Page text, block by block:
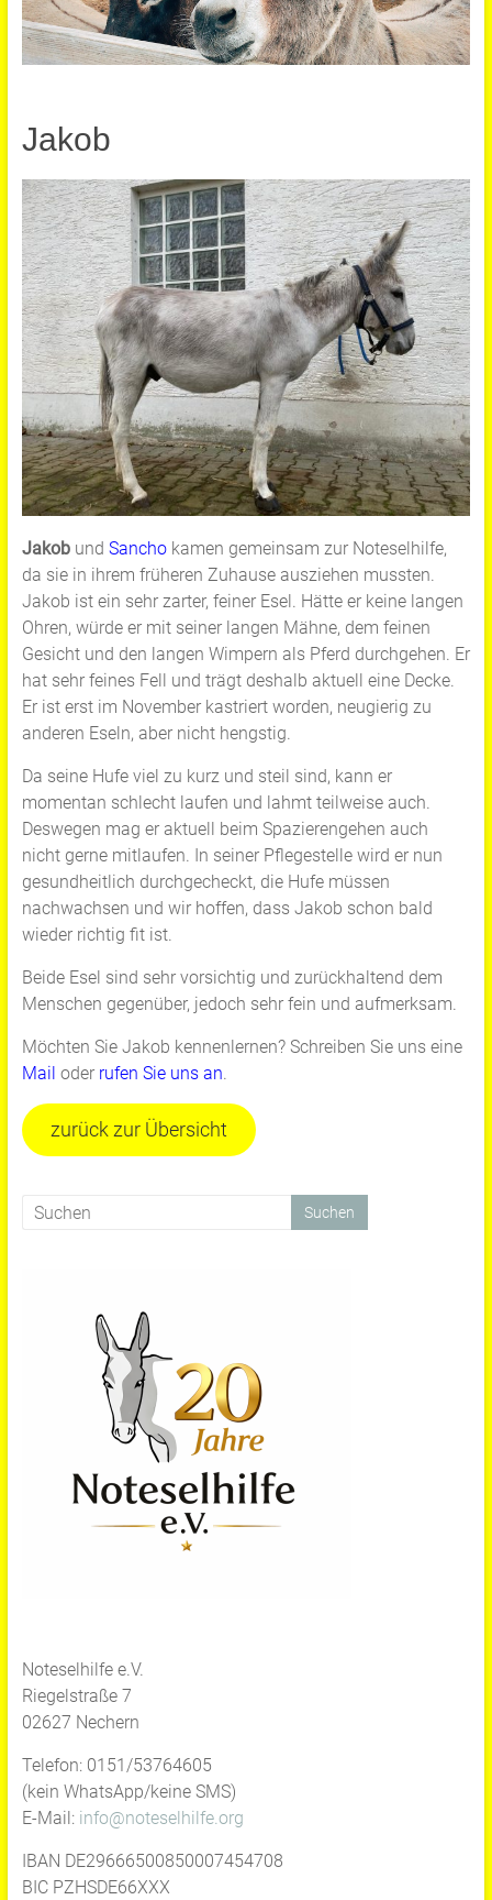
Jakob
Jakobund Sanchokamen gemeinsam zur Noteselhilfe,
da sie in ihrem früheren Zuhause ausziehen mussten.
Jakob ist ein sehr zarter, feiner Esel. Hätte er keine langen
Ohren, würde er mit seiner langen Mähne, dem feinen
Gesicht und den langen Wimpern als Pferd durchgehen. Er
hat sehr feines Fell und trägt deshalb aktuell eine Decke.
Er ist erst im November kastriert worden, neugierig zu
anderen Eseln, aber nicht hengstig.
Da seine Hufe viel zu kurz und steil sind, kann er
momentan schlecht laufen und lahmt teilweise auch.
Deswegen mag er aktuell beim Spazierengehen auch
nicht gerne mitlaufen. In seiner Pflegestelle wird er nun
gesundheitlich durchgecheckt, die Hufe müssen
nachwachsen und wir hoffen, dass Jakob schon bald
wieder richtig fit ist.
Beide Esel sind sehr vorsichtig und zurückhaltend dem
Menschen gegenüber, jedoch sehr fein und aufmerksam.
Möchten Sie Jakob kennenlernen? Schreiben Sie uns eine
Mail oder rufen Sie uns an.
zurück zur Übersicht
Noteselhilfe e.V.
Riegelstraße 7
02627 Nechern
Telefon: 0151/53764605
(kein WhatsApp/keine SMS)
E-Mail: info@noteselhilfe.org
IBAN DE29666500850007454708
BIC PZHSDE66XXX